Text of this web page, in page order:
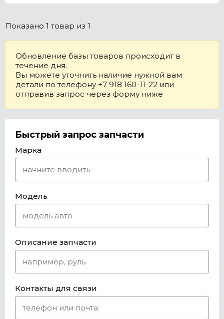
Показано 1 товар из 1
Обновление базы товаров происходит в
течение дня.
Вы можете уточнить наличие нужной вам
детали по телефону +7 918 160-11-22 или
отправив запрос через форму ниже
Быстрый запрос запчасти
Марка
Модель
Описание запчасти
Контакты для связи